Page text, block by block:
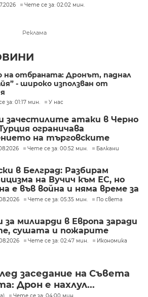
Чете се за: 02:02 мин.
Реклама
отбраната: Дронът, паднал
- широко използван от
за: 01:17 мин. У нас
зачестилите атаки в Черно
ограничава
на търговските
Чете се за: 00:52 мин. Балкани
в Белград: Разбирам
на Вучич към ЕС, но
е във война и няма време за
Чете се за: 05:35 мин. По света
за милиарди в Европа заради
сушата и пожарите
Чете се за: 02:47 мин. Икономика
заседание на Съвета
Дрон е нахлул...
Чете се за: 04:00 мин.